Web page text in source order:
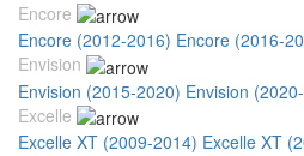
Encore
Encore (2012-2016) Encore (2016-
Envision
Envision (2015-2020) Envision
Excelle
Excelle XT (2009-2014) Excelle XT